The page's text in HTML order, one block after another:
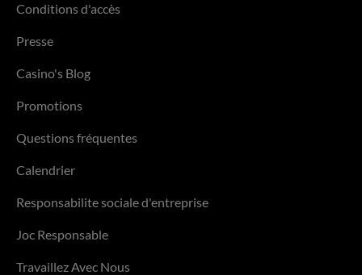
Conditions d'accès
Presse
Casino's Blog
Promotions
Questions fréquentes
Calendrier
Responsabilite sociale d'entreprise
Joc Responsable
Travaillez Avec Nous